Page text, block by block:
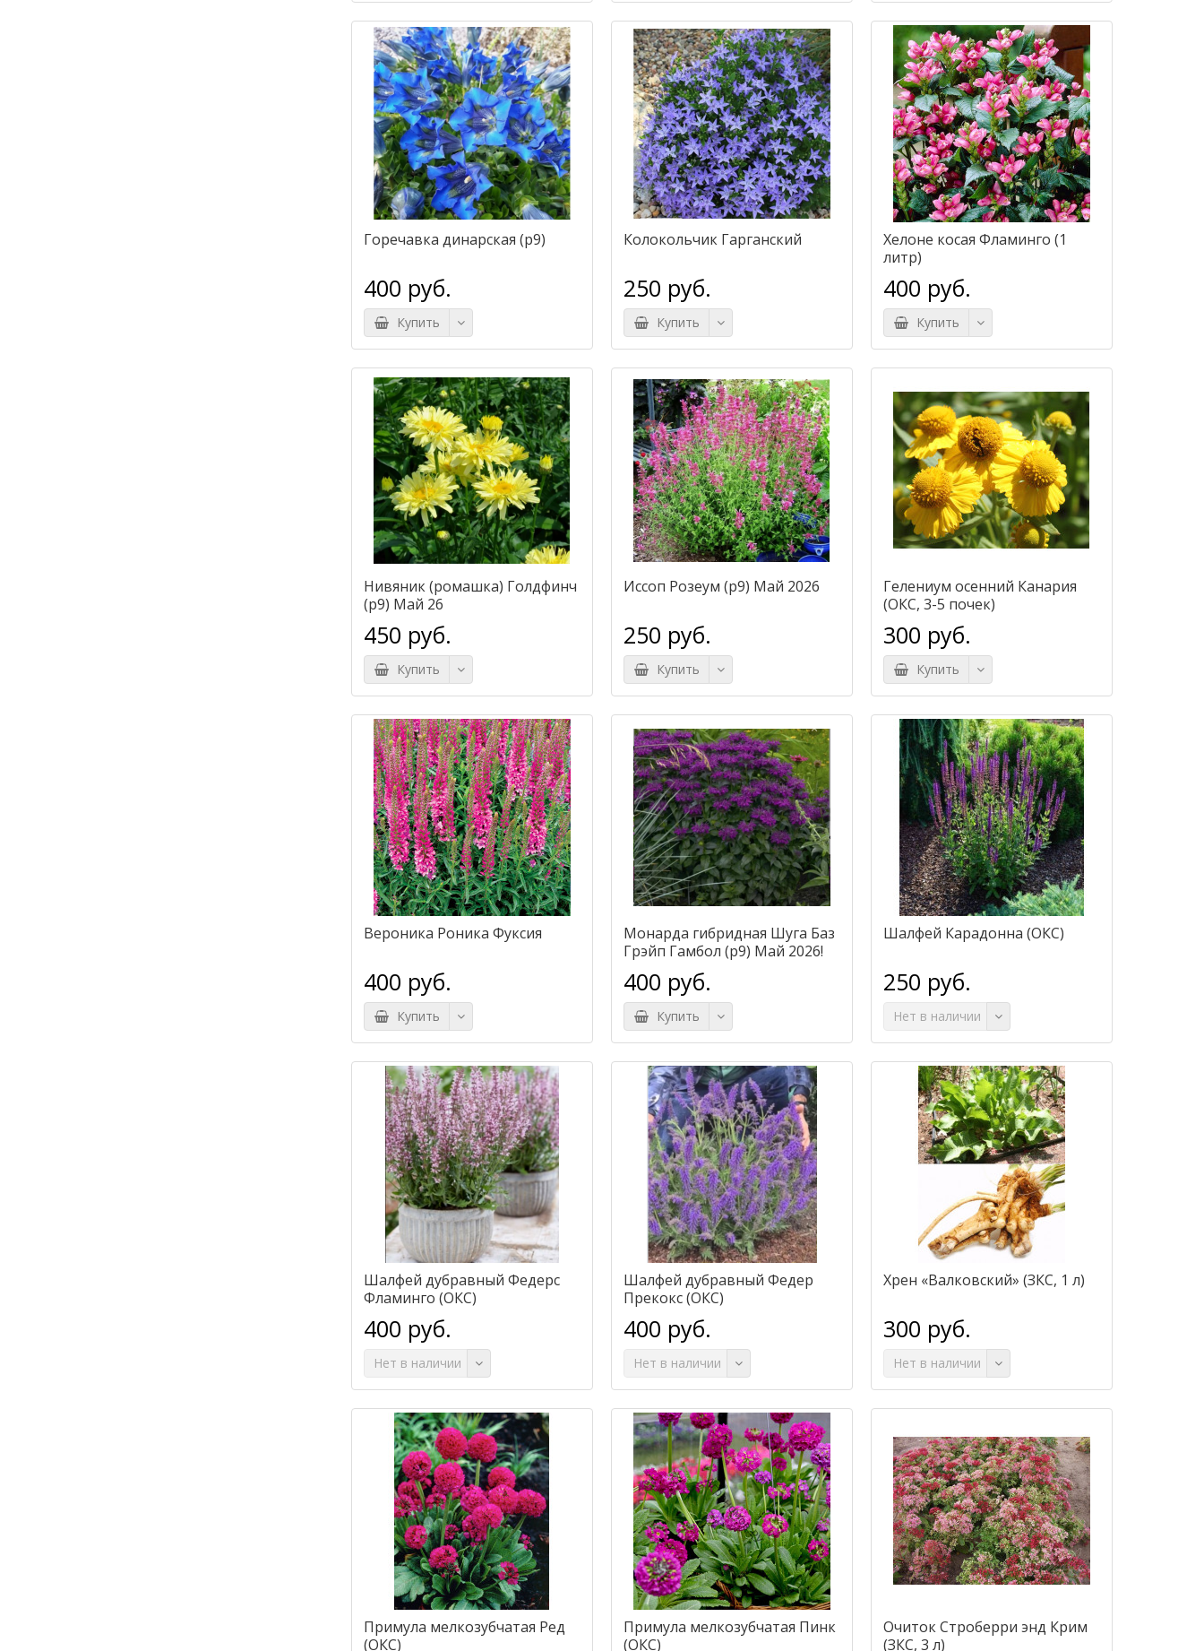
Горечавка динарская (р9)
400 руб.
Купить
Колокольчик Гарганский
250 руб.
Купить
Хелоне косая Фламинго (1
литр)
400 руб.
Купить
Нивяник (ромашка) Голдфинч
(р9) Май 26
450 руб.
Купить
Иссоп Розеум (р9) Май 2026
250 руб.
Купить
Гелениум осенний Канария
(ОКС, 3-5 почек)
300 руб.
Купить
Вероника Роника Фуксия
400 руб.
Купить
Монарда гибридная Шуга Баз
Грэйп Гамбол (р9) Май 2026!
400 руб.
Купить
Шалфей Карадонна (ОКС)
250 руб.
Нет в наличии
Шалфей дубравный Федерс
Фламинго (ОКС)
400 руб.
Нет в наличии
Шалфей дубравный Федер
Прекокс (ОКС)
400 руб.
Нет в наличии
Хрен «Валковский» (ЗКС, 1 л)
300 руб.
Нет в наличии
Примула мелкозубчатая Ред
(ОКС)
Примула мелкозубчатая Пинк
(ОКС)
Очиток Строберри энд Крим
(ЗКС, 3 л)